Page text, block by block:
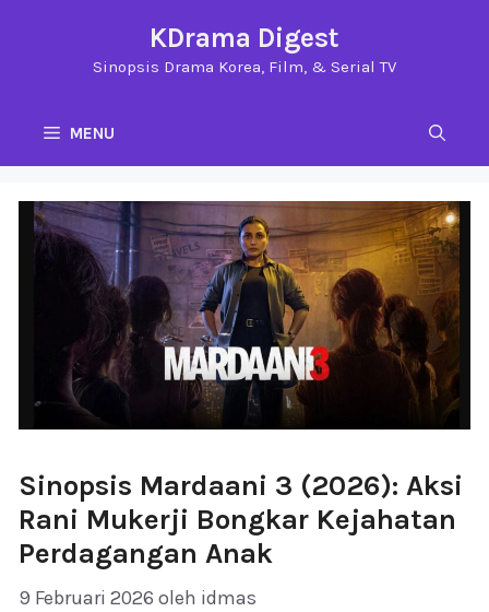
KDrama Digest
Sinopsis Drama Korea, Film, & Serial TV
MENU
Sinopsis Mardaani 3 (2026): Aksi
Rani Mukerji Bongkar Kejahatan
Perdagangan Anak
9 Februari 2026 oleh idmas